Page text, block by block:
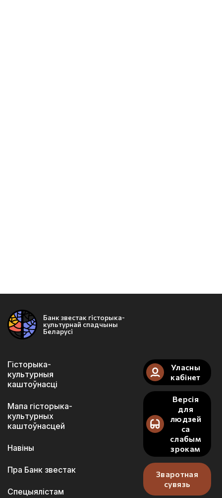
Банк звестак гісторыка-
культурнай спадчыны
Беларусі
Гісторыка-
культурныя
каштоўнасці
Мапа гісторыка-
культурных
каштоўнасцей
Навіны
Пра Банк звестак
Спецыялістам
Уласны
кабінет
Версія
для
людзей
са
слабым
зрокам
Зваротная
сувязь